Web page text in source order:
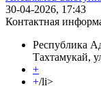
30-04-2026, 17:43
Контактная
Республика
Тахтамукай,
+
+/li>